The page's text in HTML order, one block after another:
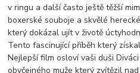
v ringu a další často ještě těžší
boxerské souboje a skvělé
který dokázal ujít v životě
Tento fascinující příběh který
Nejlepší film osloví vaši duši
obyčejného muže který zvítězil